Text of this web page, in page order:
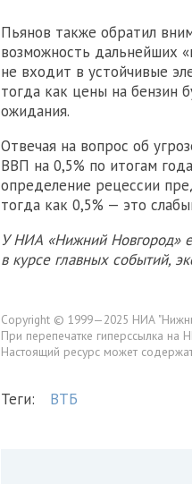
Пьянов также обратил
возможность дальнейших
не входит в устойчивые
тогда как цены на бензин
ожидания.
Отвечая на вопрос об
ВВП на 0,5% по итогам
определение рецессии
тогда как 0,5% — это
У НИА «Нижний Новгород»
в курсе главных событий,
Copyright © 1999—2025 НИА
При перепечатке гиперссылка на
Настоящий ресурс может
Теги: ВТБ